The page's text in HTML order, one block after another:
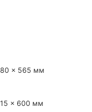
x 565 мм
x 600 мм